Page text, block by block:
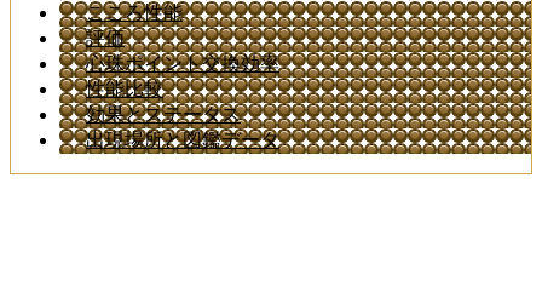
こころ性能
評価
心珠ポイント交換効率
性能比較
効果とステータス
出現場所と図鑑データ